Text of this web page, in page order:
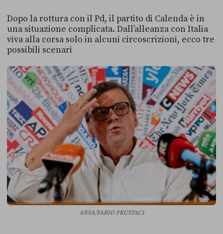
Dopo la rottura con il Pd, il partito di Calenda è in
una situazione complicata. Dall’alleanza con Italia
viva alla corsa solo in alcuni circoscrizioni, ecco tre
possibili scenari
ANSA/FABIO FRUSTACI